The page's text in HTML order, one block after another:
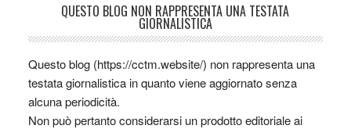
QUESTO BLOG NON RAPPRESENTA UNA TESTATA
GIORNALISTICA
Questo blog (https://cctm.website/) non rappresenta una
testata giornalistica in quanto viene aggiornato senza
alcuna periodicità.
Non può pertanto considerarsi un prodotto editoriale ai